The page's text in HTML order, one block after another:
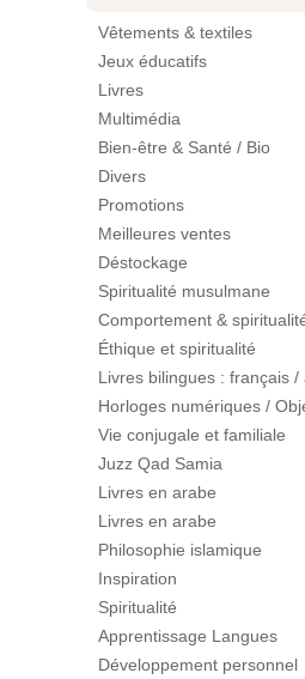
Vêtements & textiles
Jeux éducatifs
Livres
Multimédia
Bien-être & Santé / Bio
Divers
Promotions
Meilleures ventes
Déstockage
Spiritualité musulmane
Comportement &
Éthique et spiritualité
Livres bilingues : français /
Horloges numériques /
Vie conjugale et familiale
Juzz Qad Samia
Livres en arabe
Livres en arabe
Philosophie islamique
Inspiration
Spiritualité
Apprentissage Langues
Développement personnel